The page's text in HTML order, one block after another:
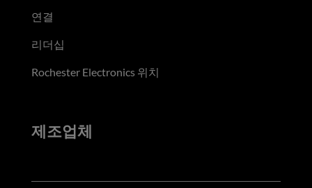
연결
리더십
Rochester Electronics 위치
제조업체